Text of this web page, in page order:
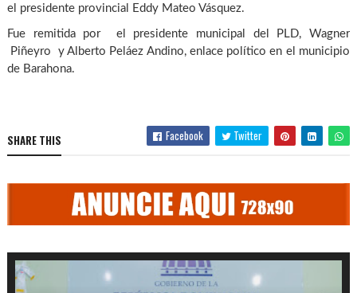
el presidente provincial Eddy Mateo Vásquez.
Fue remitida por el presidente municipal del PLD, Wagner
Piñeyro y Alberto Peláez Andino, enlace político en el municipio
de Barahona.
SHARE THIS Facebook Twitter